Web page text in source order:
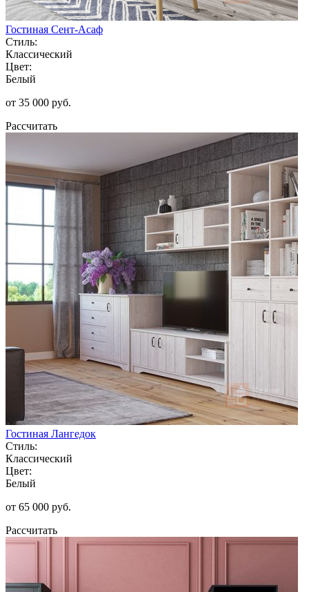
Гостиная Сент-Асаф
Стиль:
Классический
Цвет:
Белый
от 35 000 руб.
Рассчитать
Гостиная Лангедок
Стиль:
Классический
Цвет:
Белый
от 65 000 руб.
Рассчитать